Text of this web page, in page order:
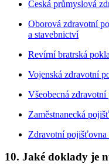
Česká průmyslová
Oborová zdravotní
a stavebnictví
Revírní bratrská
Vojenská zdravotní
Všeobecná
Zaměstnanecká
Zdravotní pojišťovna
10. Jaké doklady je